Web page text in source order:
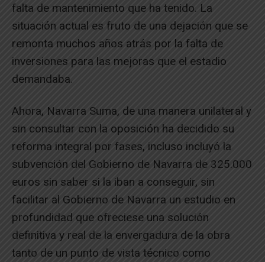
falta de mantenimiento que ha tenido. La
situación actual es fruto de una dejación que se
remonta muchos años atrás por la falta de
inversiones para las mejoras que el estadio
demandaba.
Ahora, Navarra Suma, de una manera unilateral y
sin consultar con la oposición ha decidido su
reforma integral por fases, incluso incluyó la
subvención del Gobierno de Navarra de 325.000
euros sin saber si la iban a conseguir, sin
facilitar al Gobierno de Navarra un estudio en
profundidad que ofreciese una solución
definitiva y real de la envergadura de la obra
tanto de un punto de vista técnico como